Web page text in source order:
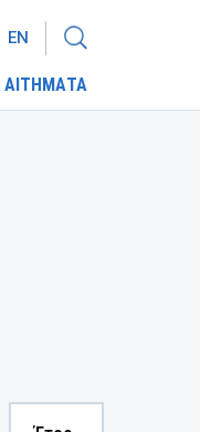
ΑΙΤΗΜΑΤΑ
EN